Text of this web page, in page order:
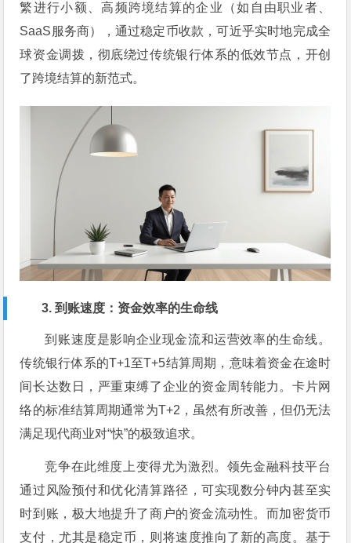
繁进行小额、高频跨境结算的企业（如自由职业者、
SaaS服务商），通过稳定币收款，可近乎实时地完成全
球资金调拨，彻底绕过传统银行体系的低效节点，开创
了跨境结算的新范式。
3. 到账速度：资金效率的生命线
到账速度是影响企业现金流和运营效率的生命线。
传统银行体系的T+1至T+5结算周期，意味着资金在途时
间长达数日，严重束缚了企业的资金周转能力。卡片网
络的标准结算周期通常为T+2，虽然有所改善，但仍无法
满足现代商业对“快”的极致追求。
竞争在此维度上变得尤为激烈。领先金融科技平台
通过风险预付和优化清算路径，可实现数分钟内甚至实
时到账，极大地提升了商户的资金流动性。而加密货币
支付，尤其是稳定币，则将速度推向了新的高度。基于